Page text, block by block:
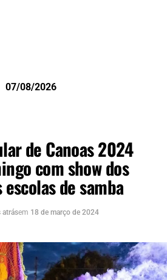
07/08/2026
de Canoas 2024
com show dos
de samba
atrásem 18 de março de 2024